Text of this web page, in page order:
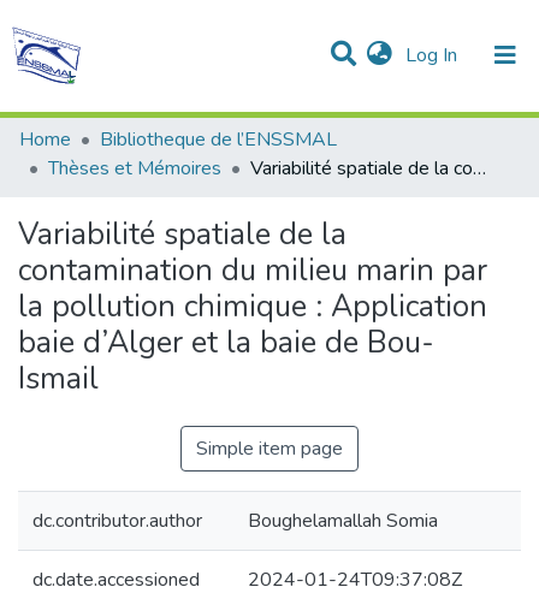
Log In (current)
Communities & Collections
Statistics
All of DSpace
Home
Bibliotheque de l’ENSSMAL
Thèses et Mémoires
Variabilité spatiale de la contamination du milieu marin par la pollution chimique : Application baie d’Alger et la baie de Bou-Ismail
Variabilité spatiale de la
contamination du milieu marin par
la pollution chimique : Application
baie d’Alger et la baie de Bou-
Ismail
Simple item page
dc.contributor.author Boughelamallah Somia
dc.date.accessioned 2024-01-24T09:37:08Z